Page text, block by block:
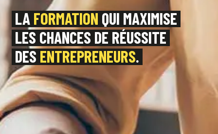
LA FORMATION QUI MAXIMISE
LES CHANCES DE RÉUSSITE
DES ENTREPRENEURS.